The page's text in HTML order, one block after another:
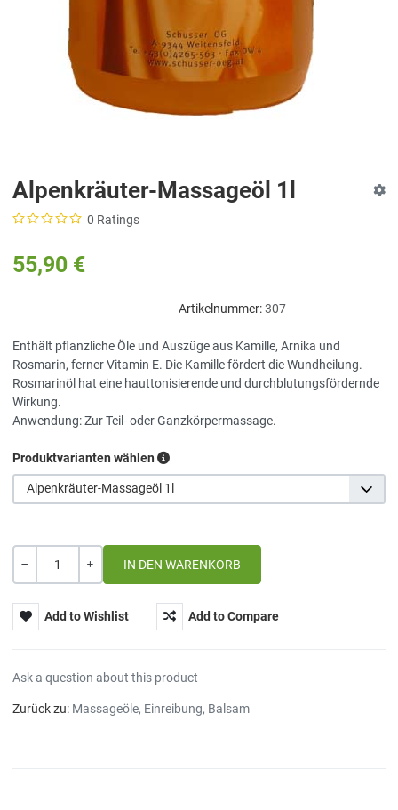
Alpenkräuter-Massageöl 1l
0 Ratings
55,90 €
Artikelnummer: 307
Enthält pflanzliche Öle und Auszüge aus Kamille, Arnika und
Rosmarin, ferner Vitamin E. Die Kamille fördert die Wundheilung.
Rosmarinöl hat eine hauttonisierende und durchblutungsfördernde
Wirkung.
Anwendung: Zur Teil- oder Ganzkörpermassage.
Produktvarianten wählen
Alpenkräuter-Massageöl 1l
Add to Wishlist Add to Compare
Ask a question about this product
Zurück zu: Massageöle, Einreibung, Balsam